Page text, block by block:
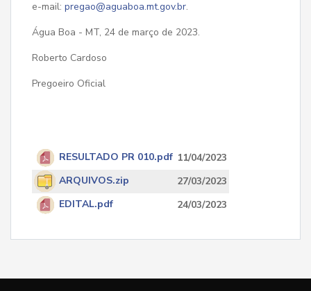
e-mail: pregao@aguaboa.mt.gov.br.
Água Boa - MT, 24 de março de 2023.
Roberto Cardoso
Pregoeiro Oficial
RESULTADO PR 010.pdf 11/04/2023
ARQUIVOS.zip
27/03/2023
EDITAL.pdf
24/03/2023